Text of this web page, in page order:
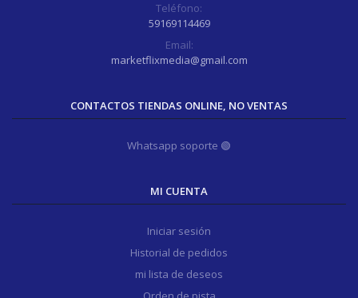
Teléfono:
59169114469
Email:
marketflixmedia@gmail.com
CONTACTOS TIENDAS ONLINE, NO VENTAS
Whatsapp soporte 🟢
MI CUENTA
Iniciar sesión
Historial de pedidos
mi lista de deseos